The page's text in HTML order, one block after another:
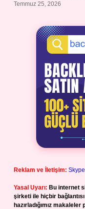
Temmuz 25, 2026
Reklam ve İletişim:
Yasal Uyarı: Bu internet
şirketi ile hiçbir
hazırladığımız